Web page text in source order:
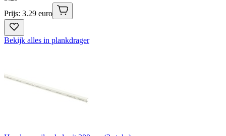
Prijs: 3.29 euro
Bekijk alles in plankdrager